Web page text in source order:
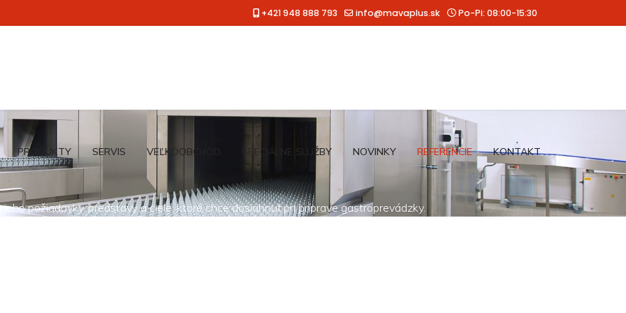
+421 948 888 793 info@mavaplus.sk Po-Pi: 08:00-15:30
PRODUKTY SERVIS VEĽKOOBCHOD ŠPECIÁLNE SLUŽBY NOVINKY REFERENCIE KONTAKT
požiadavky, predstavy a ciele, ktoré chce dosiahnuť pri príprave gastroprevádzky.